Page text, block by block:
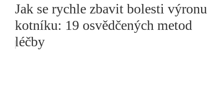
Jak se rychle zbavit bolesti výronu
kotníku: 19 osvědčených metod
léčby